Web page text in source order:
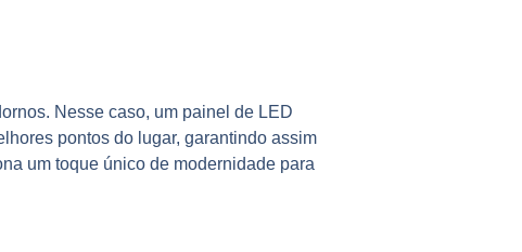
Nesse caso, um painel de LED
pontos do lugar, garantindo assim
um toque único de modernidade para